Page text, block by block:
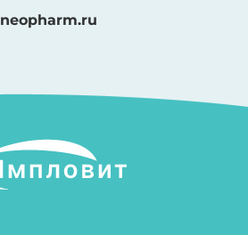
neopharm.ru